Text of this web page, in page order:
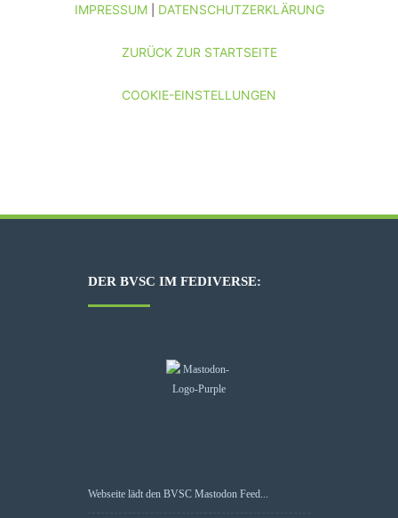
IMPRESSUM| DATENSCHUTZERKLÄRUNG
ZURÜCK ZUR STARTSEITE
COOKIE-EINSTELLUNGEN
DER BVSC IM FEDIVERSE:
Webseite lädt den BVSC Mastodon Feed...